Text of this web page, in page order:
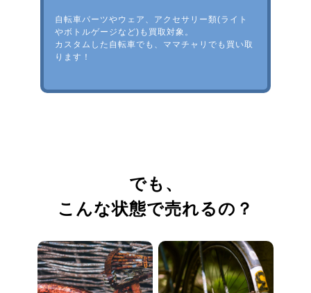
自転車パーツやウェア、アクセサリー類(ライト
やボトルゲージなど)も買取対象。
カスタムした自転車でも、ママチャリでも買い取
ります！
でも、
こんな状態で売れるの？